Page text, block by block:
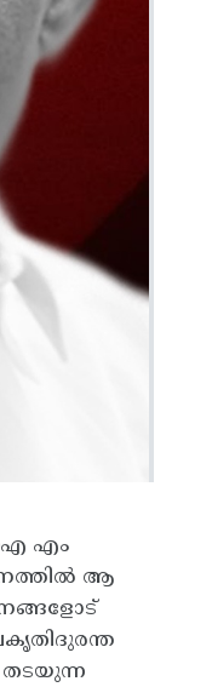
എം
ആ
തടയുന്ന